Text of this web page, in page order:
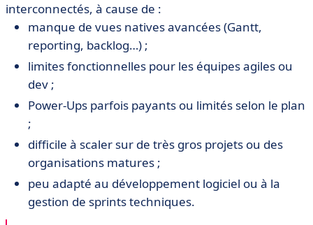
interconnectés, à cause de :
manque de vues natives avancées (Gantt,
reporting, backlog…) ;
limites fonctionnelles pour les équipes agiles ou
dev ;
Power-Ups parfois payants ou limités selon le plan
;
difficile à scaler sur de très gros projets ou des
organisations matures ;
peu adapté au développement logiciel ou à la
gestion de sprints techniques.